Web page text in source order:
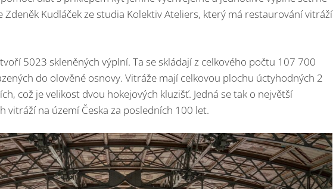
Zdeněk Kudláček ze studia Kolektiv Ateliers, který má restaurování vitráží
5023 skleněných výplní. Ta se skládají z celkového počtu 107 700
do olověné osnovy. Vitráže mají celkovou plochu úctyhodných 2
což je velikost dvou hokejových kluzišť. Jedná se tak o největší
vitráží na území Česka za posledních 100 let.